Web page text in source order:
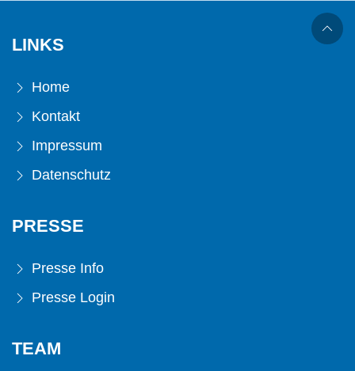
LINKS
Home
Kontakt
Impressum
Datenschutz
PRESSE
Presse Info
Presse Login
TEAM